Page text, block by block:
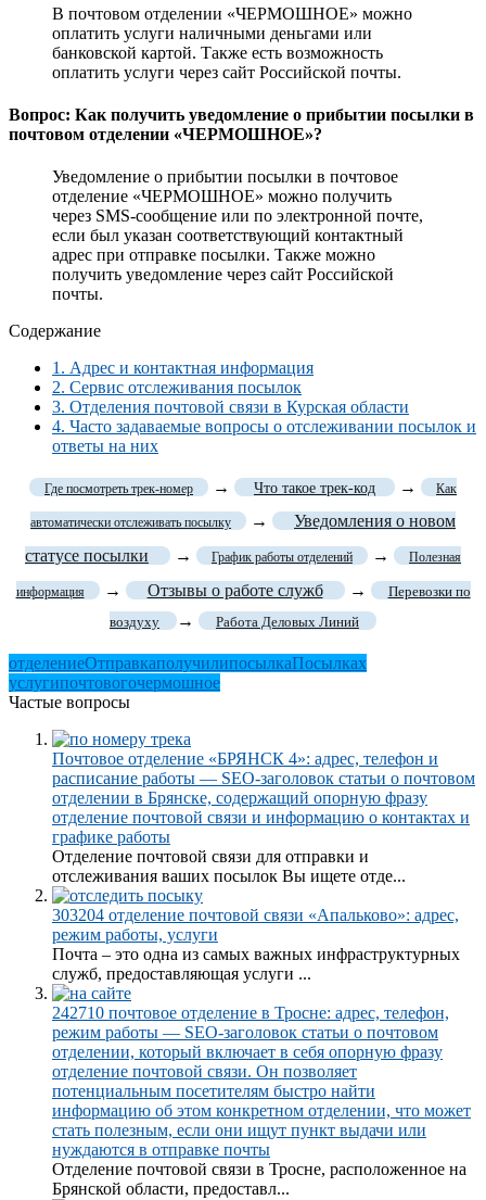
В почтовом отделении «ЧЕРМОШНОЕ» можно
оплатить услуги наличными деньгами или
банковской картой. Также есть возможность
оплатить услуги через сайт Российской почты.
Вопрос: Как получить уведомление о прибытии посылки в
почтовом отделении «ЧЕРМОШНОЕ»?
Уведомление о прибытии посылки в почтовое
отделение «ЧЕРМОШНОЕ» можно получить
через SMS-сообщение или по электронной почте,
если был указан соответствующий контактный
адрес при отправке посылки. Также можно
получить уведомление через сайт Российской
почты.
Содержание
1. Адрес и контактная информация
2. Сервис отслеживания посылок
3. Отделения почтовой связи в Курская области
4. Часто задаваемые вопросы о отслеживании посылок и
ответы на них
Где посмотреть трек-номер → Что такое трек-код → Как
автоматически отслеживать посылку →
Уведомления о новом
статусе посылки
→ График работы отделений → Полезная
информация → Отзывы о работе служб →
Перевозки по
воздуху
→ Работа Деловых Линий
отделениеОтправкаполучилипосылкаПосылках
услугипочтовогочермошное
Частые вопросы
Почтовое отделение «БРЯНСК 4»: адрес, телефон и
расписание работы — SEO-заголовок статьи о почтовом
отделении в Брянске, содержащий опорную фразу
отделение почтовой связи и информацию о контактах и
графике работы
Отделение почтовой связи для отправки и
отслеживания ваших посылок Вы ищете отде...
303204 отделение почтовой связи «Апальково»: адрес,
режим работы, услуги
Почта – это одна из самых важных инфраструктурных
служб, предоставляющая услуги ...
242710 почтовое отделение в Тросне: адрес, телефон,
режим работы — SEO-заголовок статьи о почтовом
отделении, который включает в себя опорную фразу
отделение почтовой связи. Он позволяет
потенциальным посетителям быстро найти
информацию об этом конкретном отделении, что может
стать полезным, если они ищут пункт выдачи или
нуждаются в отправке почты
Отделение почтовой связи в Тросне, расположенное на
Брянской области, предоставл...